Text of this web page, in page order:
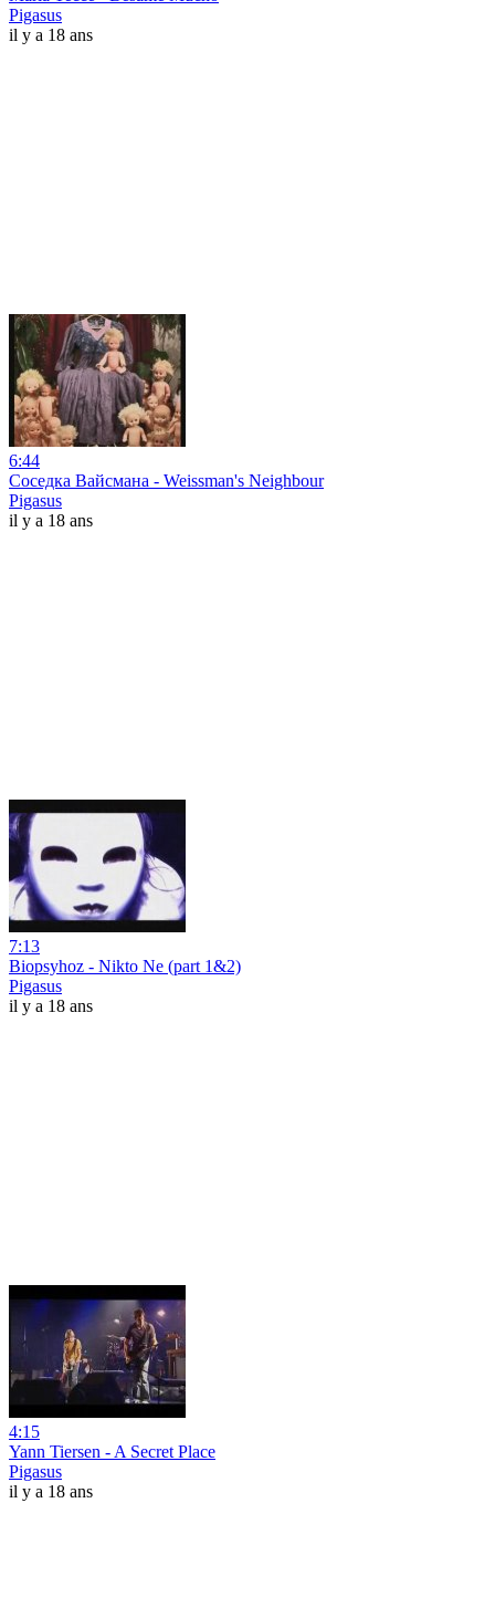
Pigasus
il y a 18 ans
6:44
Соседка Вайсмана - Weissman's Neighbour
Pigasus
il y a 18 ans
7:13
Biopsyhoz - Nikto Ne (part 1&2)
Pigasus
il y a 18 ans
4:15
Yann Tiersen - A Secret Place
Pigasus
il y a 18 ans